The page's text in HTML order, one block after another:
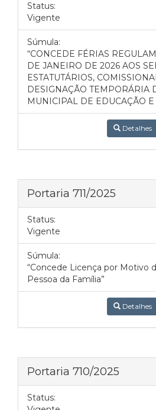
Status:
Vigente
Súmula:
“CONCEDE FÉRIAS
DE JANEIRO DE 2026 AOS
ESTATUTÁRIOS,
DESIGNAÇÃO TEMPORÁRIA
MUNICIPAL DE EDUCAÇÃO E
Detalhes
Portaria 711/2025
Status:
Vigente
Súmula:
“Concede Licença por Motivo
Pessoa da Família”
Detalhes
Portaria 710/2025
Status: